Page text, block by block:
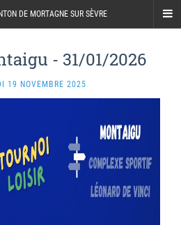
DE MORTAGNE SUR SÈVRE
- 31/01/2026
19 NOVEMBRE 2025